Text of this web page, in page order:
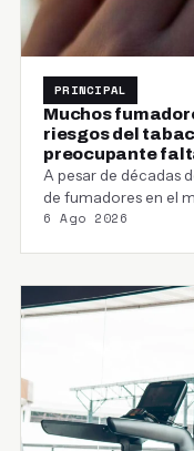
PRINCIPAL
Muchos
riesgos del
preocupante
A pesar de décadas
de fumadores en el
6 Ago 2026